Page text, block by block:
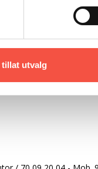
tillat utvalg